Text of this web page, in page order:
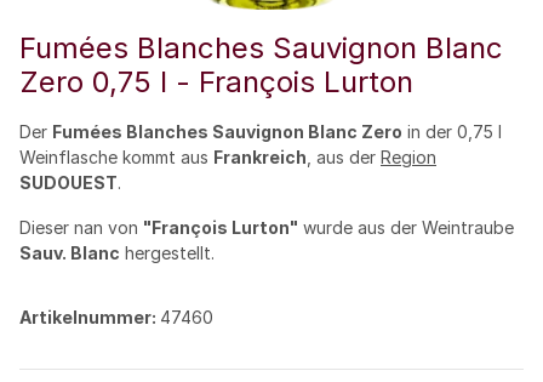
Fumées Blanches Sauvignon Blanc
Zero 0,75 l - François Lurton
Der Fumées Blanches Sauvignon Blanc Zero in der 0,75 l
Weinflasche kommt aus Frankreich , aus der Region
SUDOUEST.
Dieser nan von "François Lurton" wurde aus der Weintraube
Sauv. Blanc hergestellt.
Artikelnummer: 47460